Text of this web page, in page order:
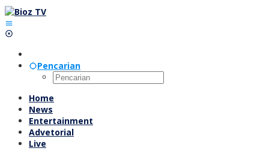
Lewati
ke
konten
Pencarian
Home
News
Entertainment
Advetorial
Live